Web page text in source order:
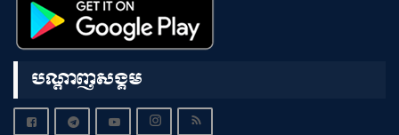
បណ្តាញសង្គម